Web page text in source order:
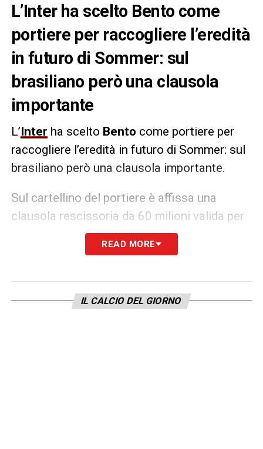
L’Inter ha scelto Bento come
portiere per raccogliere l’eredità
in futuro di Sommer: sul
brasiliano però una clausola
importante
L’Inter ha scelto Bento come portiere per
raccogliere l’eredità in futuro di Sommer: sul
brasiliano però una clausola importante.
Sul cartellino del portiere è affissa una
clausola rescissoria da 60 milioni valida per
l’estero, ma tutto fa pensare che questa sia
aggirabile con una trattativa, anche perché
Ausilioperò sono certo di poter
READ MORE
IL CALCIO DEL GIORNO